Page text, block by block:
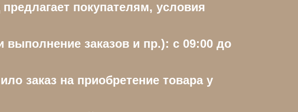
покупателям, условия
выполнение заказов и пр.): с 09:00 до
заказ на приобретение товара у